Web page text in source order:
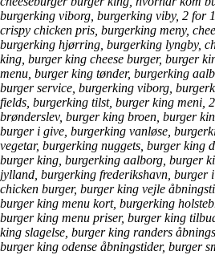
burgerking viborg, burgerking viby, 2 for
crispy chicken pris, burgerking meny,
burgerking hjørring, burgerking lyngby,
king, burger king cheese burger, burger
menu, burger king tønder, burgerking
burger service, burgerking viborg,
fields, burgerking tilst, burger king meni,
brønderslev, burger king broen, burger
burger i give, burgerking vanløse,
vegetar, burgerking nuggets, burger king
burger king, burgerking aalborg, burger
jylland, burgerking frederikshavn, burger
chicken burger, burger king vejle
burger king menu kort, burgerking
burger king menu priser, burger king
king slagelse, burger king randers
burger king odense åbningstider, burger